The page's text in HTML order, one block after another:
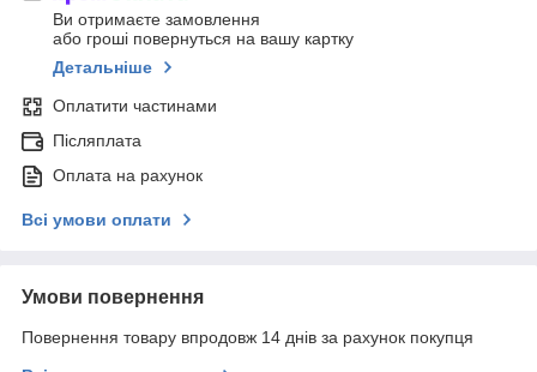
Ви отримаєте замовлення
або гроші повернуться на вашу картку
Детальніше
Оплатити частинами
Післяплата
Оплата на рахунок
Всі умови оплати
Умови повернення
Повернення товару впродовж 14 днів за рахунок покупця